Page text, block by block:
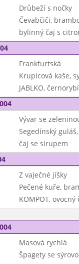
Drůbeží s nočky
Čevabčiči,
bylinný čaj s
Frankfurtská
Krupicová kaše,
JABLKO,
Vývar se
Segedínský
čaj se sirupem
Z vaječné jíšky
Pečené kuře,
KOMPOT, ovocný
Masová rychlá
Špagety se